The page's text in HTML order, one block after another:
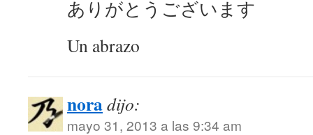
ありがとうございます
Un abrazo
noradijo:
mayo 31, 2013 a las 9:34 am